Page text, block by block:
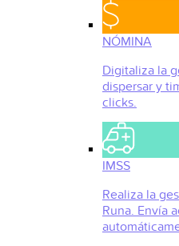
NÓMINA
Digitaliza la
dispersar y
clicks.
IMSS
Realiza la
Runa. Envía